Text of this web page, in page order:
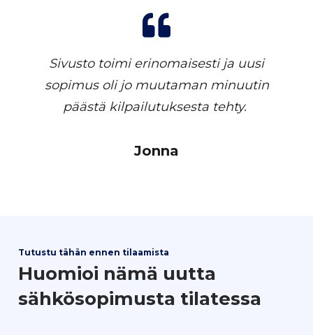
Sivusto toimi erinomaisesti ja uusi
sopimus oli jo muutaman minuutin
päästä kilpailutuksesta tehty.
Jonna
Tutustu tähän ennen tilaamista
Huomioi nämä uutta
sähkösopimusta tilatessa